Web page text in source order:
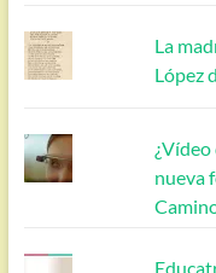
La
López
¿Vídeo
nueva